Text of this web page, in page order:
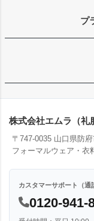
プ
株式会社エムラ（礼
〒747-0035 山口県防
フォーマルウェア・衣
カスタマーサポート（通
0120-941-